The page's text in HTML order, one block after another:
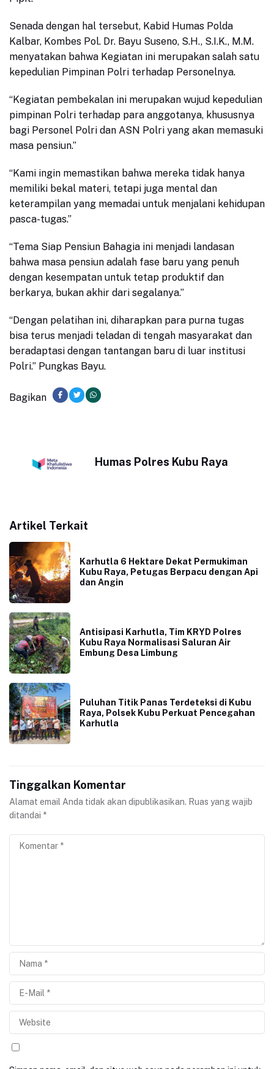
Senada dengan hal tersebut,​ Kabid Humas Polda
Kalbar, Kombes Pol. Dr. Bayu Suseno, S.H., S.I.K., M.M.
menyatakan bahwa Kegiatan ini merupakan salah satu
kepedulian Pimpinan Polri terhadap Personelnya.
“Kegiatan pembekalan ini merupakan wujud kepedulian
pimpinan Polri terhadap para anggotanya, khususnya
bagi Personel Polri dan ASN Polri yang akan memasuki
masa pensiun.”
“Kami ingin memastikan bahwa mereka tidak hanya
memiliki bekal materi, tetapi juga mental dan
keterampilan yang memadai untuk menjalani kehidupan
pasca-tugas.”
“Tema Siap Pensiun Bahagia ini menjadi landasan
bahwa masa pensiun adalah fase baru yang penuh
dengan kesempatan untuk tetap produktif dan
berkarya, bukan akhir dari segalanya.”
“Dengan pelatihan ini, diharapkan para purna tugas
bisa terus menjadi teladan di tengah masyarakat dan
beradaptasi dengan tantangan baru di luar institusi
Polri.” Pungkas Bayu.
Bagikan
Humas Polres Kubu Raya
Artikel Terkait
Karhutla 6 Hektare Dekat Permukiman
Kubu Raya, Petugas Berpacu dengan Api
dan Angin
Antisipasi Karhutla, Tim KRYD Polres
Kubu Raya Normalisasi Saluran Air
Embung Desa Limbung
Puluhan Titik Panas Terdeteksi di Kubu
Raya, Polsek Kubu Perkuat Pencegahan
Karhutla
Tinggalkan Komentar
Alamat email Anda tidak akan dipublikasikan. Ruas yang wajib
ditandai *